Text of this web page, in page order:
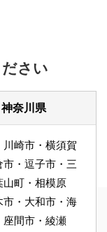
さい
神奈川県
川崎市・横須賀
市・逗子市・三
山町・相模原
市・大和市・海
座間市・綾瀬